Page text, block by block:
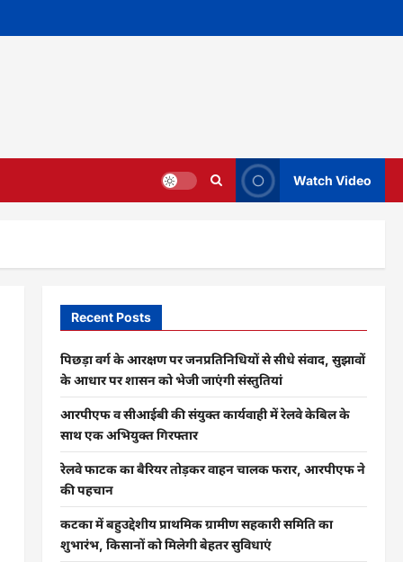
Watch Video
Recent Posts
पिछड़ा वर्ग के आरक्षण पर जनप्रतिनिधियों से सीधे संवाद, सुझावों
के आधार पर शासन को भेजी जाएंगी संस्तुतियां
आरपीएफ व सीआईबी की संयुक्त कार्यवाही में रेलवे केबिल के
साथ एक अभियुक्त गिरफ्तार
रेलवे फाटक का बैरियर तोड़कर वाहन चालक फरार, आरपीएफ ने
की पहचान
कटका में बहुउद्देशीय प्राथमिक ग्रामीण सहकारी समिति का
शुभारंभ, किसानों को मिलेगी बेहतर सुविधाएं